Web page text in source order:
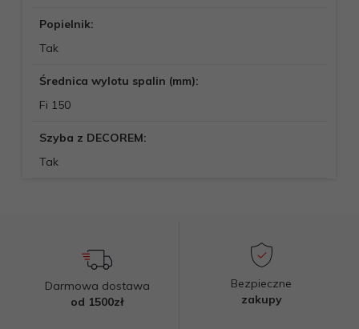
Popielnik:
Tak
Średnica wylotu spalin (mm):
Fi 150
Szyba z DECOREM:
Tak
Darmowa dostawa
od 1500zł
Bezpieczne
zakupy